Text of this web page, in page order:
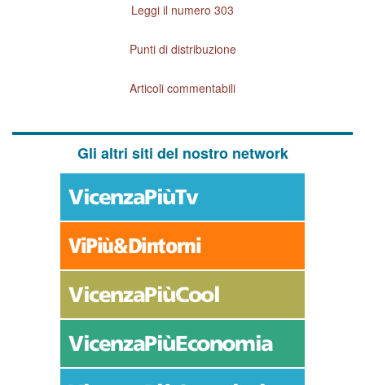
Leggi il numero 303
Punti di distribuzione
Articoli commentabili
Gli altri siti del nostro network